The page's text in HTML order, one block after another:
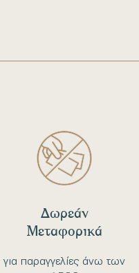
για παραγγελίες άνω των
Δωρεάν
Μεταφορικά